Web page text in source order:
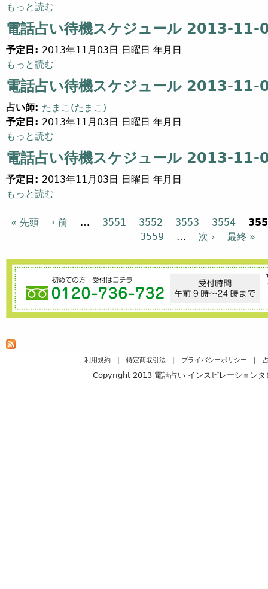
電話占い待機スケジュール 2013-11-03 (14) について
もっと読む
電話占い待機スケジュール 2013-
予定日: 2013年11月03日 日曜日 年月日
電話占い待機スケジュール 2013-11-03 (10) について
もっと読む
電話占い待機スケジュール 2013-
占い師: たまこ(たまこ)
予定日: 2013年11月03日 日曜日 年月日
電話占い待機スケジュール 2013-11-03 (9) について
もっと読む
電話占い待機スケジュール 2013-
予定日: 2013年11月03日 日曜日 年月日
電話占い待機スケジュール 2013-11-03 (7) について
もっと読む
ページ
« 先頭 ‹ 前 … 3551 3552 3553 3554
3559
… 次 › 最終 »
利用規約 | 特定商取引法 | プライバシーポリシー |
Copyright 2013 電話占い インスピレーション